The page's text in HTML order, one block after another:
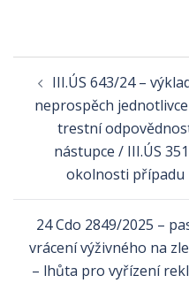
Post
navigation
III.ÚS 643/24 –
neprospěch
trestní
nástupce / III.ÚS
okolnosti případu
24 Cdo 2849/2025 –
vrácení výživného na
– lhůta pro vyřízení